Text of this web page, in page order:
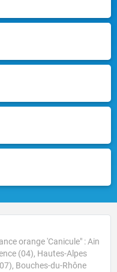
orange 'Canicule" : Ain
(04), Hautes-Alpes
Bouches-du-Rhône